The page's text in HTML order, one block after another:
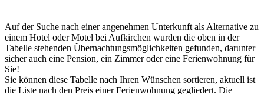
Auf der Suche nach einer angenehmen Unterkunft als Alternative zu
einem Hotel oder Motel bei Aufkirchen wurden die oben in der
Tabelle stehenden Übernachtungs­möglichkeiten gefunden, darunter
sicher auch eine Pension, ein Zimmer oder eine Ferienwohnung für
Sie!
Sie können diese Tabelle nach Ihren Wünschen sortieren, aktuell ist
die Liste nach den Preis einer Ferienwohnung gegliedert. Die